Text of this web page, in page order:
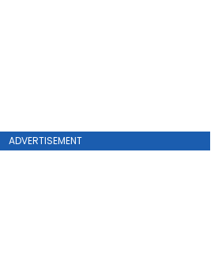
ADVERTISEMENT